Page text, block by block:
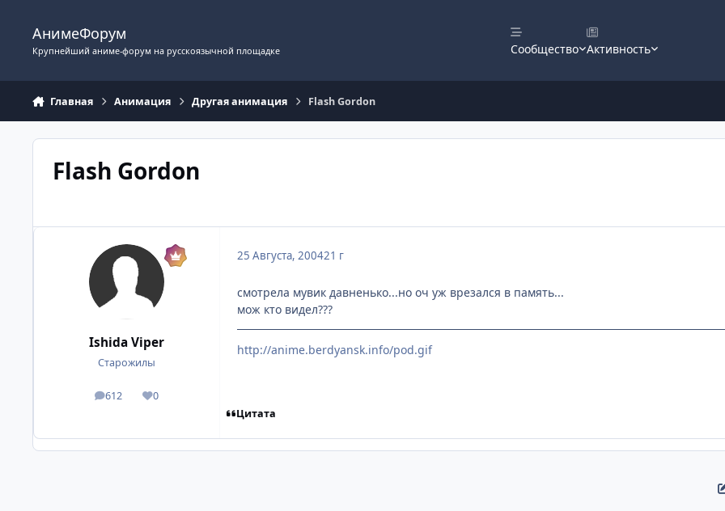
АнимеФорум
Крупнейший аниме-форум на русскоязычной площадке Сообщество Активность
Главная Анимация Другая анимация Flash Gordon
Flash Gordon
Ishida Viper
Старожилы
612
посты 0
Репутация
25 Августа, 200421 г
смотрела мувик давненько...но оч уж врезался в память...
мож кто видел???
http://anime.berdyansk.info/pod.gif
Цитата